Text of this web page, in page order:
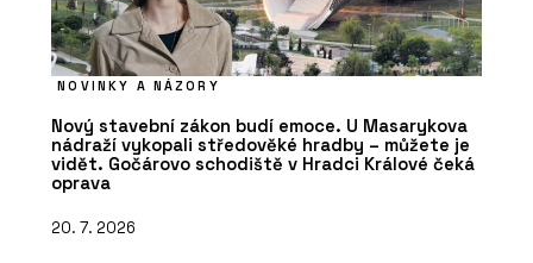
NOVINKY A NÁZORY
Nový stavební zákon budí emoce. U Masarykova
nádraží vykopali středověké hradby – můžete je
vidět. Gočárovo schodiště v Hradci Králové čeká
oprava
20. 7. 2026